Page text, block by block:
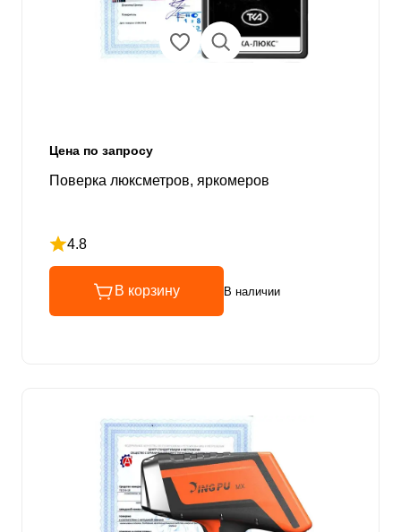
Цена по запросу
Поверка люксметров, яркомеров
4.8
Рейтинг 4.8 из 5
В корзину В наличии